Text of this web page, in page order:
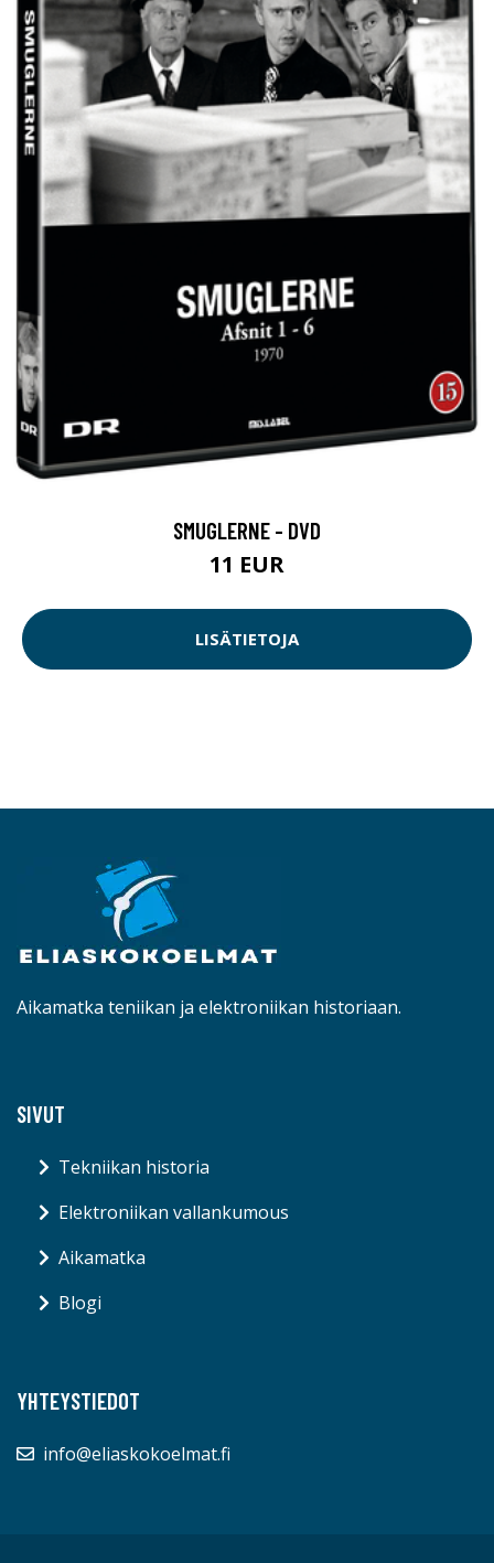
SMUGLERNE - DVD
11 EUR
LISÄTIETOJA
Aikamatka teniikan ja elektroniikan historiaan.
SIVUT
Tekniikan historia
Elektroniikan vallankumous
Aikamatka
Blogi
YHTEYSTIEDOT
info@eliaskokoelmat.fi